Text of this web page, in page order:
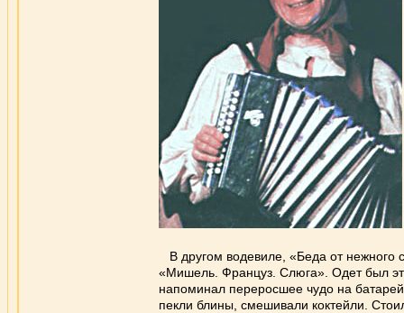
В другом водевиле, «Беда от нежного
«Мишель. Француз. Слюга». Одет был
напоминал переросшее чудо на
пекли блины, смешивали коктейли.